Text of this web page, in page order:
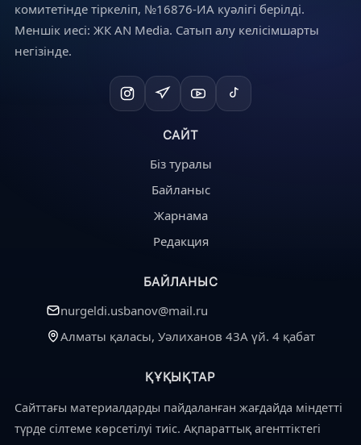
комитетінде тіркеліп, №16876-ИА куәлігі берілді.
Меншік иесі: ЖК AN Media. Сатып алу келісімшарты
негізінде.
САЙТ
Біз туралы
Байланыс
Жарнама
Редакция
БАЙЛАНЫС
nurgeldi.usbanov@mail.ru
Алматы қаласы, Уәлиханов 43А үй. 4 қабат
ҚҰҚЫҚТАР
Сайттағы материалдарды пайдаланған жағдайда міндетті
түрде сілтеме көрсетілуі тиіс. Ақпараттық агенттіктегі